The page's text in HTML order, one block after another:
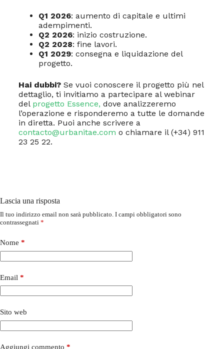
Q1 2026: aumento di capitale e ultimi
adempimenti.
Q2 2026: inizio costruzione.
Q2 2028: fine lavori.
Q1 2029: consegna e liquidazione del
progetto.
Hai dubbi?Se vuoi conoscere il progetto più nel
dettaglio, ti invitiamo a partecipare al webinar
del progetto Essence, dove analizzeremo
l’operazione e risponderemo a tutte le domande
in diretta. Puoi anche scrivere a
contacto@urbanitae.com o chiamare il (+34) 911
23 25 22.
Lascia una risposta
Il tuo indirizzo email non sarà pubblicato. I campi obbligatori sono
contrassegnati *
Nome *
Email *
Sito web
Aggiungi commento *